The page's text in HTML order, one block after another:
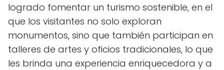
logrado fomentar un turismo sostenible, en el
que los visitantes no solo exploran
monumentos, sino que también participan en
talleres de artes y oficios tradicionales, lo que
les brinda una experiencia enriquecedora y a